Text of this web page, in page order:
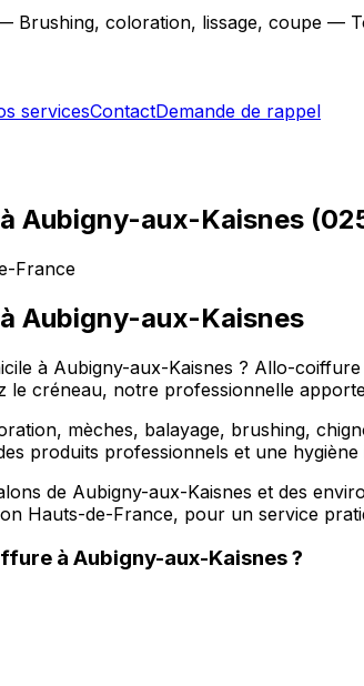
Brushing, coloration, lissage, coupe —
servicesContactDemande de rappel
Aubigny-aux-Kaisnes
France
à Aubigny-aux-Kaisnes
à Aubigny-aux-Kaisnes ? Allo-
le créneau, notre professionnelle
mèches, balayage, brushing,
produits professionnels et une
de Aubigny-aux-Kaisnes et des
Hauts-de-France, pour un service
à Aubigny-aux-Kaisnes?